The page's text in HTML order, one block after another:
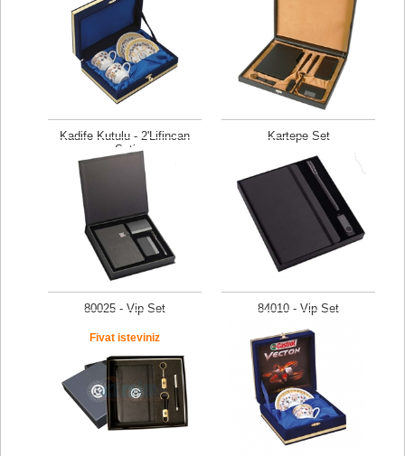
Kadife Kutulu - 2'Lifincan
Seti
Fiyat isteyiniz
Kartepe Set
Fiyat isteyiniz
80025 - Vip Set
Fiyat isteyiniz
84010 - Vip Set
Fiyat isteyiniz